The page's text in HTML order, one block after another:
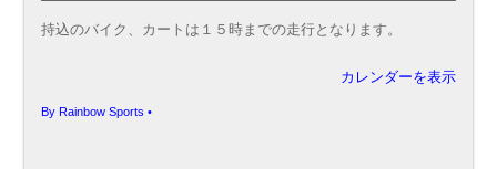
切
17：
持込のバイク、カートは１５時までの走行となります。
カレンダーを表示
By Rainbow Sports •